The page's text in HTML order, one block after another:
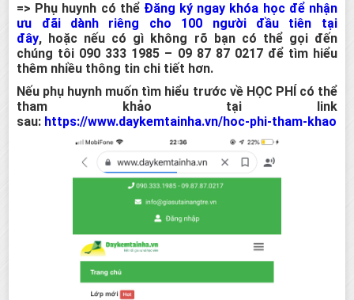
=> Phụ huynh có thể Đăng ký ngay khóa học để nhận
ưu đãi dành riêng cho 100 người đầu tiên tại
đây, hoặc nếu có gì không rõ bạn có thể gọi đến
chúng tôi 090 333 1985 – 09 87 87 0217 để tìm hiểu
thêm nhiều thông tin chi tiết hơn.
Nếu phụ huynh muốn tìm hiểu trước về HỌC PHÍ có thể
tham khảo tại link
sau: https://www.daykemtainha.vn/hoc-phi-tham-khao